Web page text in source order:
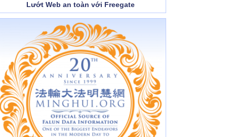
Lướt Web an toàn với Freegate